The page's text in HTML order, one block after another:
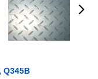
Q345B